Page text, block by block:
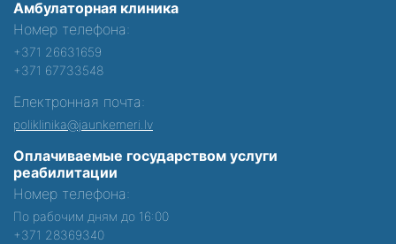
Амбулаторная клиника
Номер телефона:
+371 26631659
+371 67733548
Електронная почта:
poliklinika@jaunkemeri.lv
Оплачиваемые государством услуги
реабилитации
Номер телефона:
По рабочим дням до 16:00
+371 28369340